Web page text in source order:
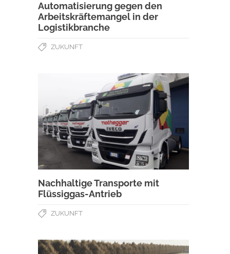
Automatisierung gegen den
Arbeitskräftemangel in der
Logistikbranche
ZUKUNFT
Nachhaltige Transporte mit
Flüssiggas-Antrieb
ZUKUNFT